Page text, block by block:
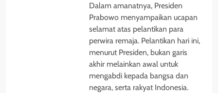
Dalam amanatnya, Presiden
Prabowo menyampaikan ucapan
selamat atas pelantikan para
perwira remaja. Pelantikan hari ini,
menurut Presiden, bukan garis
akhir melainkan awal untuk
mengabdi kepada bangsa dan
negara, serta rakyat Indonesia.